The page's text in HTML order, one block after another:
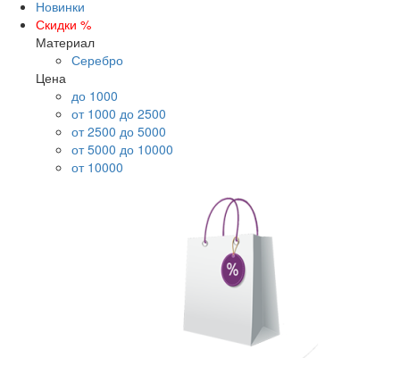
Новинки
Скидки %
Материал
Серебро
Цена
до 1000
от 1000 до 2500
от 2500 до 5000
от 5000 до 10000
от 10000